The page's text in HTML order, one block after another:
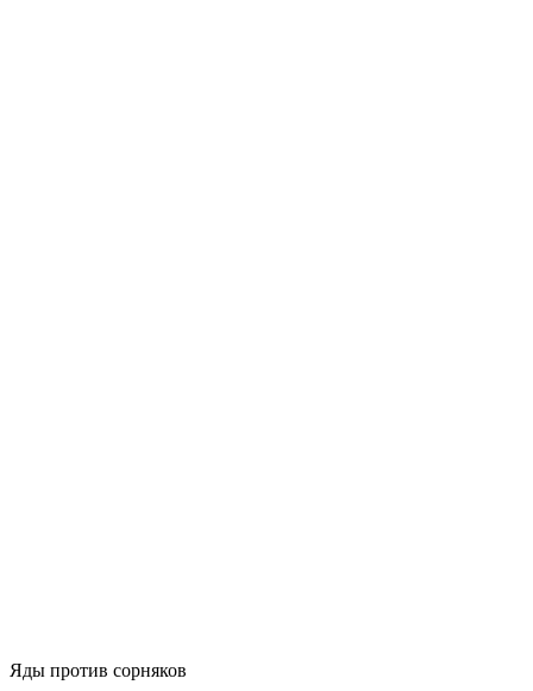
Яды против сорняков